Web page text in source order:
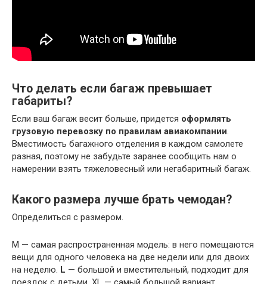
Что делать если багаж превышает
габариты?
Если ваш багаж весит больше, придется оформлять
грузовую перевозку по правилам авиакомпании.
Вместимость багажного отделения в каждом самолете
разная, поэтому не забудьте заранее сообщить нам о
намерении взять тяжеловесный или негабаритный багаж.
Какого размера лучше брать чемодан?
Определиться с размером.
M — самая распространенная модель: в него помещаются
вещи для одного человека на две недели или для двоих
на неделю. L — большой и вместительный, подходит для